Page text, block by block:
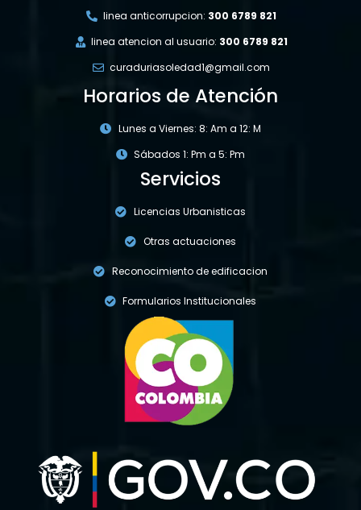
linea anticorrupcion: 300 6789 821
linea atencion al usuario: 300 6789 821
curaduriasoledad1@gmail.com
Horarios de Atención
Lunes a Viernes: 8: Am a 12: M
Sábados 1: Pm a 5: Pm
Servicios
Licencias Urbanisticas
Otras actuaciones
Reconocimiento de edificacion
Formularios Institucionales